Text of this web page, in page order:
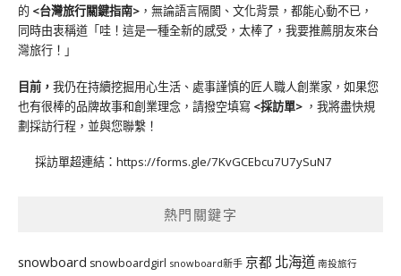
的 <台灣旅行關鍵指南> ，無論語言隔閡、文化背景，都能心動不已，
同時由衷稱道「哇！這是一種全新的感受，太棒了，我要推薦朋友來台
灣旅行！」
目前， 我仍在持續挖掘用心生活、處事謹慎的匠人職人創業家，如果您
也有很棒的品牌故事和創業理念，請撥空填寫 <採訪單> ，我將盡快規
劃採訪行程，並與您聯繫！
採訪單超連結： https://forms.gle/7KvGCEbcu7U7ySuN7
熱門關鍵字
snowboard snowboardgirl snowboard新手 京都 北海道 南投旅行